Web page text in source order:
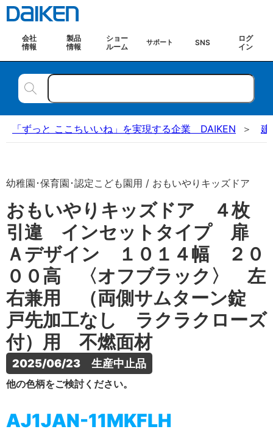
会社
情報
製品
情報
ショー
ルーム
サポート SNS
ログ
イン
「ずっと ここちいいね」を実現する企業 DAIKEN 建
幼稚園･保育園･認定こども園用 / おもいやりキッズドア
おもいやりキッズドア ４枚
引違 インセットタイプ 扉
Ａデザイン １０１４幅 ２０
００高 〈オフブラック〉 左
右兼用 （両側サムターン錠
戸先加工なし ラクラクローズ
付）用 不燃面材
2025/06/23　生産中止品
他の色柄をご検討ください。
AJ1JAN-11MKFLH